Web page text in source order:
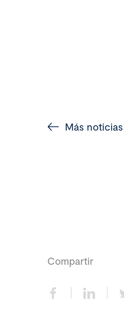
Más noticias
Compartir